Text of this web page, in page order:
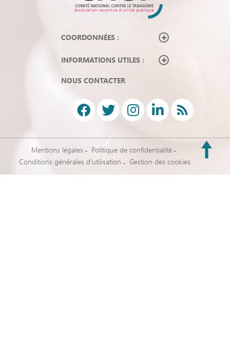
COORDONNÉES :
INFORMATIONS UTILES :
NOUS CONTACTER
Mentions légales
Politique de confidentialité
Conditions générales d’utilisation
Gestion des cookies